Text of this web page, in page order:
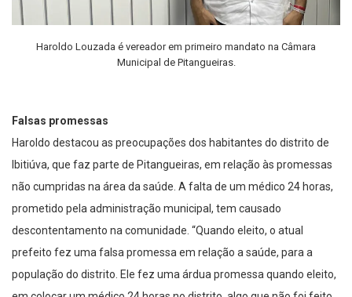
Haroldo Louzada é vereador em primeiro mandato na Câmara
Municipal de Pitangueiras.
Haroldo destacou as preocupações dos habitantes do distrito de
Ibitiúva, que faz parte de Pitangueiras, em relação às promessas
não cumpridas na área da saúde. A falta de um médico 24 horas,
prometido pela administração municipal, tem causado
descontentamento na comunidade. “Quando eleito, o atual
prefeito fez uma falsa promessa em relação a saúde, para a
população do distrito. Ele fez uma árdua promessa quando eleito,
em colocar um médico 24 horas no distrito, algo que não foi feito.